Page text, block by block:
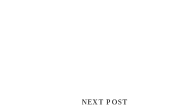
NEXT POST